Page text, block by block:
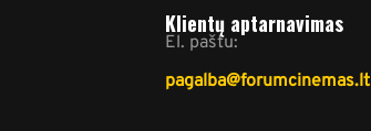
Klientų aptarnavimas
El. paštu:
pagalba@forumcinemas.lt